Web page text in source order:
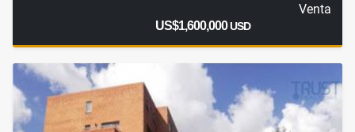
Venta
US$1,600,000USD